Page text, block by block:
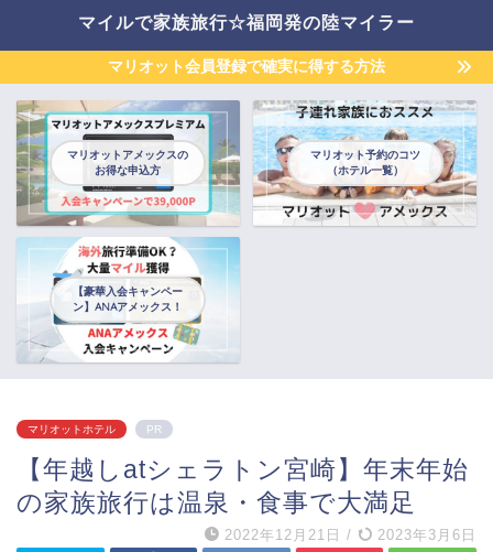
マイルで家族旅行☆福岡発の陸マイラー
マリオット会員登録で確実に得する方法
マリオットアメックスの
お得な申込方
マリオット予約のコツ
（ホテル一覧）
【豪華入会キャンペー
ン】ANAアメックス！
マリオットホテル PR
【年越しatシェラトン宮崎】年末年始
の家族旅行は温泉・食事で大満足
2022年12月21日 / 2023年3月6日